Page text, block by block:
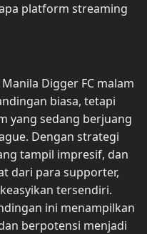
platform streaming
Digger FC malam
biasa, tetapi
yang sedang berjuang
Dengan strategi
tampil impresif, dan
dari para supporter,
tersendiri.
ini menampilkan
berpotensi menjadi